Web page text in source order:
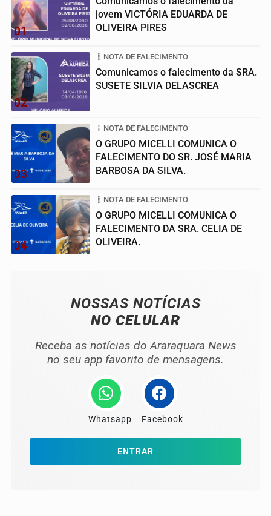
01
jovem VICTÓRIA EDUARDA DE
OLIVEIRA PIRES
02
NOTA DE FALECIMENTO
Comunicamos o falecimento da SRA.
SUSETE SILVIA DELASCREA
03
NOTA DE FALECIMENTO
O GRUPO MICELLI COMUNICA O
FALECIMENTO DO SR. JOSÉ MARIA
BARBOSA DA SILVA.
04
NOTA DE FALECIMENTO
O GRUPO MICELLI COMUNICA O
FALECIMENTO DA SRA. CELIA DE
OLIVEIRA.
NOSSAS NOTÍCIAS
NO CELULAR
Receba as notícias do Araraquara News
no seu app favorito de mensagens.
Whatsapp Facebook
ENTRAR